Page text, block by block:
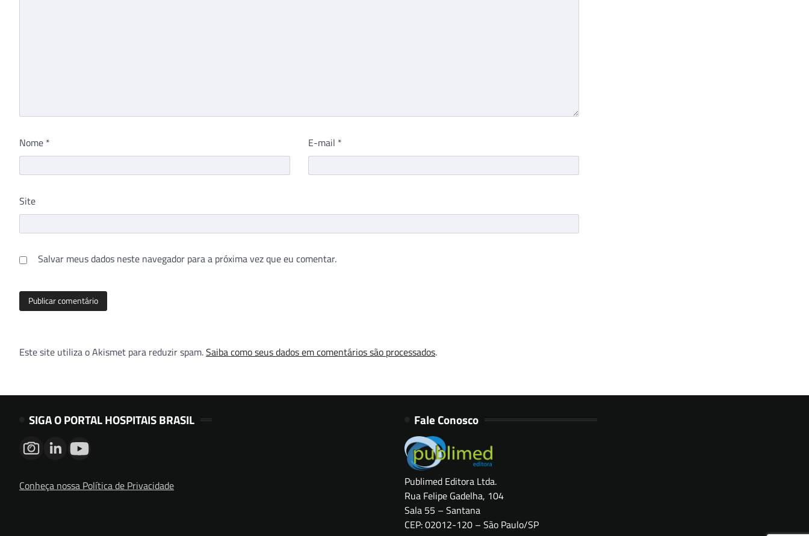
Nome * E-mail *
Site
Salvar meus dados neste navegador para a próxima vez que eu comentar.
Este site utiliza o Akismet para reduzir spam.Saiba como seus dados em comentários são processados.
SIGA O PORTAL HOSPITAIS BRASIL
Conheça nossa Política de Privacidade
Fale Conosco
Publimed Editora Ltda.
Rua Felipe Gadelha, 104
Sala 55 – Santana
CEP: 02012-120 – São Paulo/SP